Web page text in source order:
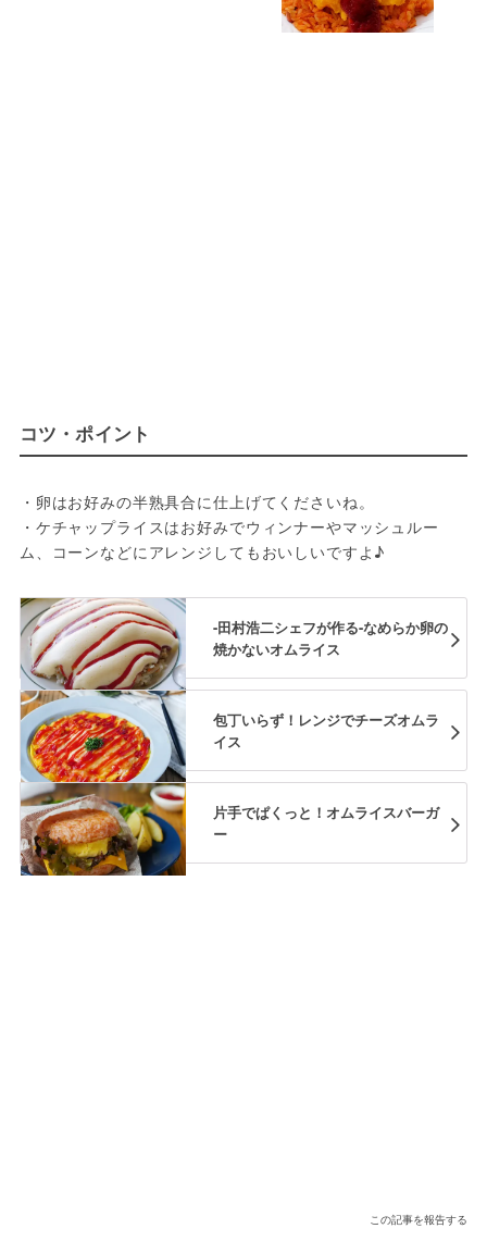
コツ・ポイント
・卵はお好みの半熟具合に仕上げてくださいね。
・ケチャップライスはお好みでウィンナーやマッシュルー
ム、コーンなどにアレンジしてもおいしいですよ♪
-田村浩二シェフが作る-なめらか卵の
焼かないオムライス
包丁いらず！レンジでチーズオムラ
イス
片手でぱくっと！オムライスバーガ
ー
この記事を報告する